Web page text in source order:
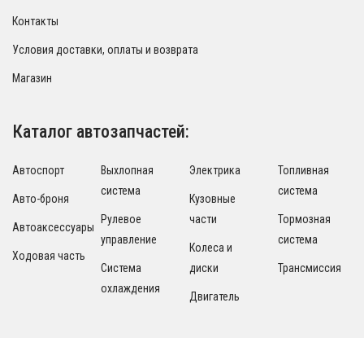
Контакты
Условия доставки, оплаты и возврата
Магазин
Каталог автозапчастей:
Автоспорт
Авто-броня
Автоаксессуары
Ходовая часть
Выхлопная
система
Рулевое
управление
Система
охлаждения
Электрика
Кузовные
части
Колеса и
диски
Двигатель
Топливная
система
Тормозная
система
Трансмиссия